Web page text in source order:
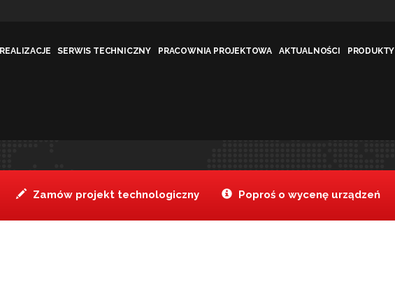
REALIZACJE SERWIS TECHNICZNY PRACOWNIA PROJEKTOWA AKTUALNOŚCI PRODUKTY
Zamów projekt technologiczny Poproś o wycenę urządzeń